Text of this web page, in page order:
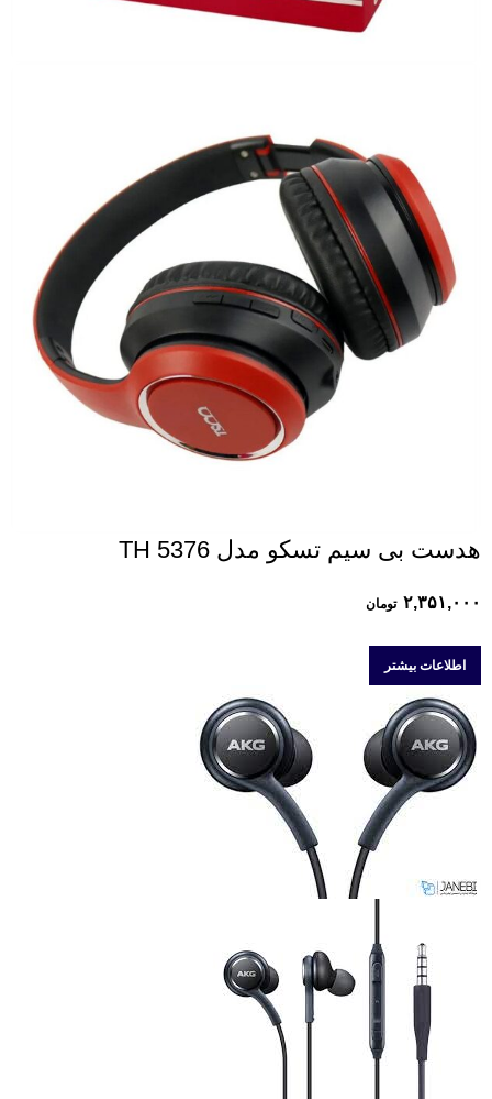
هدست بی سیم تسکو مدل TH 5376
۲,۳۵۱,۰۰۰ تومان
اطلاعات بیشتر